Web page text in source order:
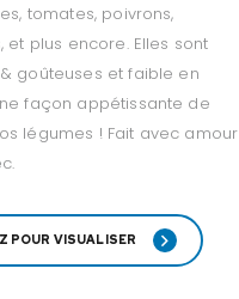
tomates, poivrons,
et plus encore. Elles sont
goûteuses et faible en
façon appétissante de
légumes ! Fait avec amour
POUR VISUALISER